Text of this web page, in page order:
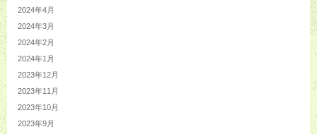
2024年4月
2024年3月
2024年2月
2024年1月
2023年12月
2023年11月
2023年10月
2023年9月